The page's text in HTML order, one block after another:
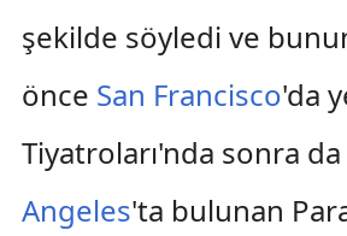
şekilde söyledi ve
önce San Francisco'da
Tiyatroları'nda sonra da
Angeles'ta bulunan